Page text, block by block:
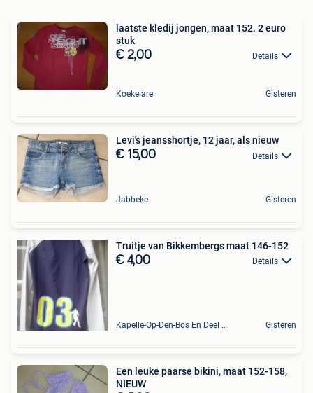
laatste kledij jongen, maat 152. 2 euro
stuk
€ 2,00 Details
Koekelare Gisteren
Levi's jeansshortje, 12 jaar, als nieuw
€ 15,00 Details
Jabbeke Gisteren
Truitje van Bikkembergs maat 146-152
€ 4,00 Details
Kapelle-Op-Den-Bos En Deel Van Zemst Gisteren
Een leuke paarse bikini, maat 152-158,
NIEUW